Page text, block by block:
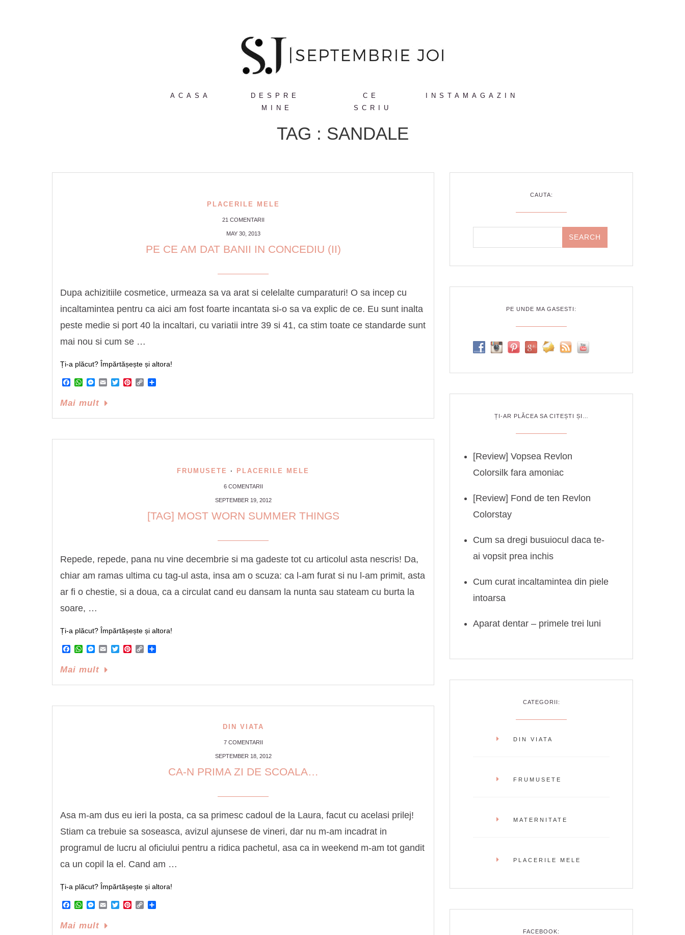
ACASA
DESPRE
MINE
CE
SCRIU
INSTAMAGAZIN
TAG : SANDALE
PLACERILE MELE
21 COMENTARII
MAY 30, 2013
PE CE AM DAT BANII IN CONCEDIU (II)
Dupa achizitiile cosmetice, urmeaza sa va arat si celelalte cumparaturi! O sa incep cu
incaltamintea pentru ca aici am fost foarte incantata si-o sa va explic de ce. Eu sunt inalta
peste medie si port 40 la incaltari, cu variatii intre 39 si 41, ca stim toate ce standarde sunt
mai nou si cum se …
Ți-a plăcut? Împărtășește și altora!
Facebook
WhatsApp
Messenger
EmailTwitterPinterest
Copy
Mai mult
FRUMUSETE · PLACERILE MELE
6 COMENTARII
SEPTEMBER 19, 2012
[TAG] MOST WORN SUMMER THINGS
Repede, repede, pana nu vine decembrie si ma gadeste tot cu articolul asta nescris! Da,
chiar am ramas ultima cu tag-ul asta, insa am o scuza: ca l-am furat si nu l-am primit, asta
ar fi o chestie, si a doua, ca a circulat cand eu dansam la nunta sau stateam cu burta la
soare, …
Ți-a plăcut? Împărtășește și altora!
Facebook
WhatsApp
Messenger
EmailTwitterPinterest
Copy
Mai mult
DIN VIATA
7 COMENTARII
SEPTEMBER 18, 2012
CA-N PRIMA ZI DE SCOALA…
Asa m-am dus eu ieri la posta, ca sa primesc cadoul de la Laura, facut cu acelasi prilej!
Stiam ca trebuie sa soseasca, avizul ajunsese de vineri, dar nu m-am incadrat in
programul de lucru al oficiului pentru a ridica pachetul, asa ca in weekend m-am tot gandit
ca un copil la el. Cand am …
Ți-a plăcut? Împărtășește și altora!
Facebook
WhatsApp
Messenger
EmailTwitterPinterest
Copy
Mai mult
CAUTA:
PE UNDE MA GASESTI:
ȚI-AR PLĂCEA SA CITEȘTI ȘI…
[Review] Vopsea Revlon
Colorsilk fara amoniac
[Review] Fond de ten Revlon
Colorstay
Cum sa dregi busuiocul daca te-
ai vopsit prea inchis
Cum curat incaltamintea din piele
intoarsa
Aparat dentar – primele trei luni
CATEGORII:
DIN VIATA
FRUMUSETE
MATERNITATE
PLACERILE MELE
FACEBOOK: